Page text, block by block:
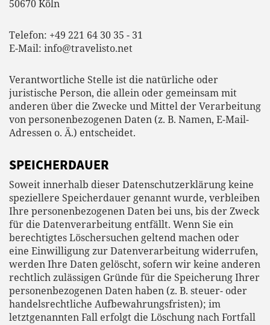
50670 Köln
Telefon: +49 221 64 30 35 - 31
E-Mail: info@travelisto.net
Verantwortliche Stelle ist die natürliche oder
juristische Person, die allein oder gemeinsam mit
anderen über die Zwecke und Mittel der Verarbeitung
von personenbezogenen Daten (z. B. Namen, E-Mail-
Adressen o. Ä.) entscheidet.
SPEICHERDAUER
Soweit innerhalb dieser Datenschutzerklärung keine
speziellere Speicherdauer genannt wurde, verbleiben
Ihre personenbezogenen Daten bei uns, bis der Zweck
für die Datenverarbeitung entfällt. Wenn Sie ein
berechtigtes Löschersuchen geltend machen oder
eine Einwilligung zur Datenverarbeitung widerrufen,
werden Ihre Daten gelöscht, sofern wir keine anderen
rechtlich zulässigen Gründe für die Speicherung Ihrer
personenbezogenen Daten haben (z. B. steuer- oder
handelsrechtliche Aufbewahrungsfristen); im
letztgenannten Fall erfolgt die Löschung nach Fortfall